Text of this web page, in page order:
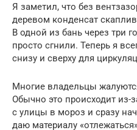
Я заметил, что без
деревом конденсат
В одной из бань через три
просто сгнили. Теперь я
снизу и сверху для
Многие владельцы
Обычно это происходит из-
с улицы в мороз и сразу
даю материалу